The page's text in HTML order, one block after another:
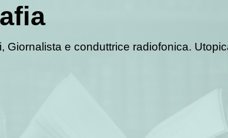
Giornalista e conduttrice radiofonica.